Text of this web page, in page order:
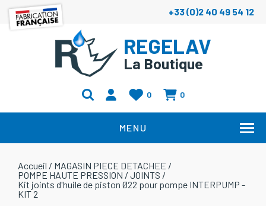
+33 (0)2 40 49 54 12
REGELAV
La Boutique
0 0
MENU
Accueil / MAGASIN PIECE DETACHEE /
POMPE HAUTE PRESSION / JOINTS /
Kit joints d'huile de piston Ø22 pour pompe INTERPUMP -
KIT 2